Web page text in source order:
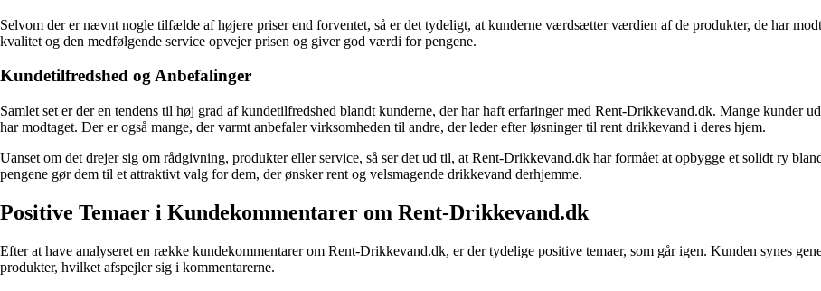
Selvom der er nævnt nogle tilfælde af højere priser end forventet, så er det tydeligt, at kunderne værdsætter værdien af de produkter, de har
kvalitet og den medfølgende service opvejer prisen og giver god værdi for pengene.
Kundetilfredshed og Anbefalinger
Samlet set er der en tendens til høj grad af kundetilfredshed blandt kunderne, der har haft erfaringer med Rent-Drikkevand.dk. Mange kunder
har modtaget. Der er også mange, der varmt anbefaler virksomheden til andre, der leder efter løsninger til rent drikkevand i deres hjem.
Uanset om det drejer sig om rådgivning, produkter eller service, så ser det ud til, at Rent-Drikkevand.dk har formået at opbygge et solidt ry
pengene gør dem til et attraktivt valg for dem, der ønsker rent og velsmagende drikkevand derhjemme.
Positive Temaer i Kundekommentarer om Rent-Drikkevand.dk
Efter at have analyseret en række kundekommentarer om Rent-Drikkevand.dk, er der tydelige positive temaer, som går igen. Kunden synes
produkter, hvilket afspejler sig i kommentarerne.